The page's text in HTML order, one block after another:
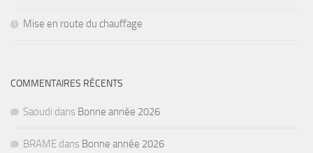
Mise en route du chauffage
COMMENTAIRES RÉCENTS
Saoudi dans Bonne année 2026
BRAME dans Bonne année 2026